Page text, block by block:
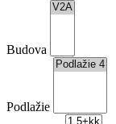
Budova
Podlažie